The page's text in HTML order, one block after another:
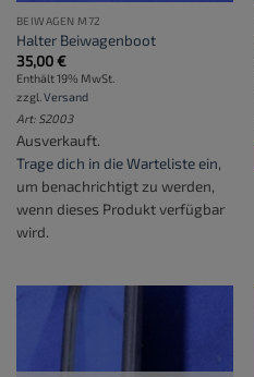
BEIWAGEN M72
Halter Beiwagenboot
35,00€
Enthält 19% MwSt.
zzgl. Versand
Art: S2003
Ausverkauft.
Trage dich in die Warteliste ein,
um benachrichtigt zu werden,
wenn dieses Produkt verfügbar
wird.